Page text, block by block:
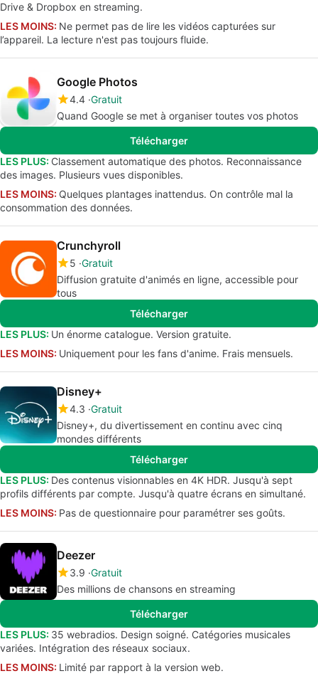
Drive & Dropbox en streaming.
LES MOINS: Ne permet pas de lire les vidéos capturées sur
l’appareil. La lecture n'est pas toujours fluide.
Google Photos
4.4 Gratuit
Quand Google se met à organiser toutes vos photos
Télécharger
LES PLUS: Classement automatique des photos. Reconnaissance
des images. Plusieurs vues disponibles.
LES MOINS: Quelques plantages inattendus. On contrôle mal la
consommation des données.
Crunchyroll
5 Gratuit
Diffusion gratuite d'animés en ligne, accessible pour
tous
Télécharger
LES PLUS: Un énorme catalogue. Version gratuite.
LES MOINS: Uniquement pour les fans d'anime. Frais mensuels.
Disney+
4.3 Gratuit
Disney+, du divertissement en continu avec cinq
mondes différents
Télécharger
LES PLUS: Des contenus visionnables en 4K HDR. Jusqu'à sept
profils différents par compte. Jusqu'à quatre écrans en simultané.
LES MOINS: Pas de questionnaire pour paramétrer ses goûts.
Deezer
3.9 Gratuit
Des millions de chansons en streaming
Télécharger
LES PLUS: 35 webradios. Design soigné. Catégories musicales
variées. Intégration des réseaux sociaux.
LES MOINS: Limité par rapport à la version web.